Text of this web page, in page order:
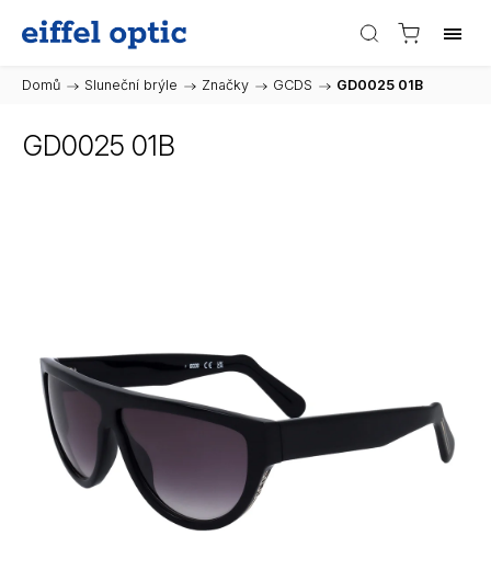
Domů / Sluneční brýle / Značky / GCDS / GD0025 01B
GD0025 01B